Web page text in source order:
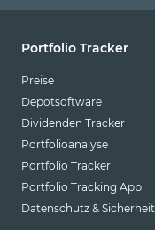
Portfolio Tracker
Preise
Depotsoftware
Dividenden Tracker
Portfolioanalyse
Portfolio Tracker
Portfolio Tracking App
Datenschutz & Sicherheit